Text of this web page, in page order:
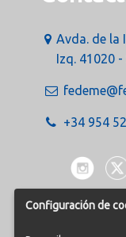
Avda. de la
Izq. 41020 -
+34 954
Configuración de